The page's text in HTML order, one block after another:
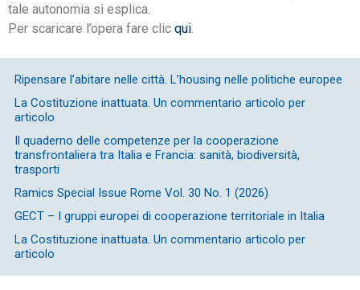
tale autonomia si esplica.
Per scaricare l’opera fare clic qui
Ripensare l’abitare nelle città. L’housing nelle politiche europee
La Costituzione inattuata. Un commentario articolo per
articolo
Il quaderno delle competenze per la cooperazione
transfrontaliera tra Italia e Francia: sanità, biodiversità,
trasporti
Ramics Special Issue Rome Vol. 30 No. 1 (2026)
GECT – I gruppi europei di cooperazione territoriale in Italia
La Costituzione inattuata. Un commentario articolo per
articolo